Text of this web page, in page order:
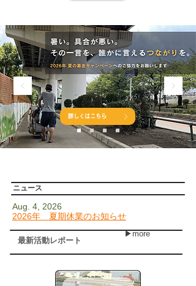
詳しくはこちら
​ニュース
Aug. 4, 2026
2026年 夏期休業のお知らせ
最新活動レポート
▶more